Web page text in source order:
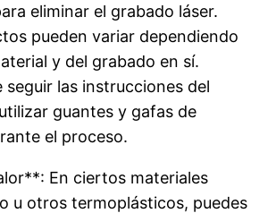
eliminar el grabado láser.
pueden variar dependiendo
y del grabado en sí.
seguir las instrucciones del
guantes y gafas de
el proceso.
En ciertos materiales
u otros termoplásticos, puedes